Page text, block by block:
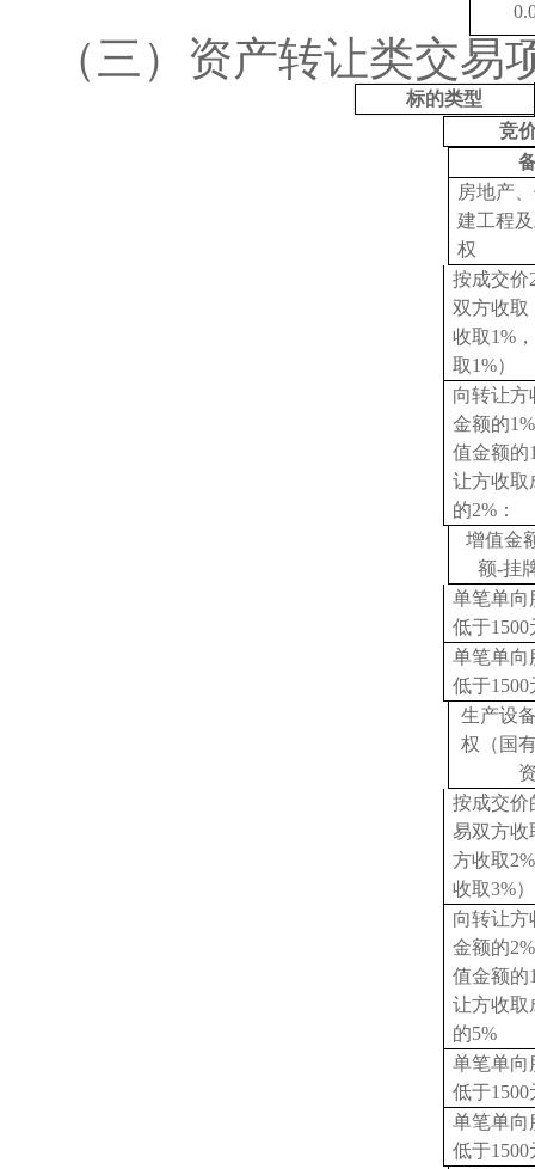
（三）资产转让类交易
标的类型
竞
房地产
建工程
权
按成交价
双方收取
收取1%
取1%）
向转让方
金额的
值金额的
让方收取
的2%：
增值金
额-挂
单笔单向
低于
单笔单向
低于
生产设
权（国
按成交价
易双方收
方收取
收取3%）
向转让方
金额的
值金额的
让方收取
的5%
单笔单向
低于
单笔单向
低于